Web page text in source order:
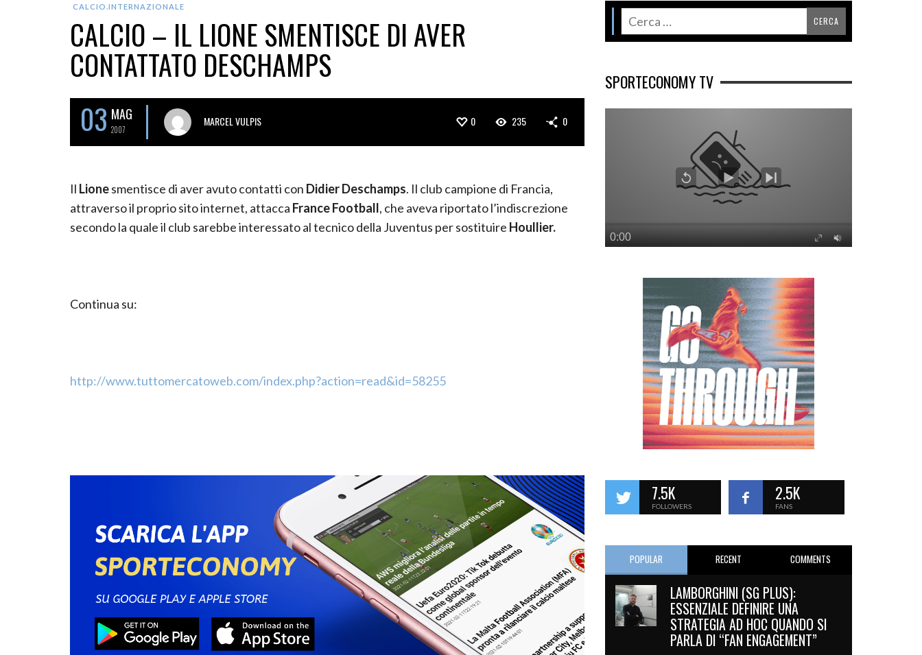
CALCIO.INTERNAZIONALE
CALCIO – IL LIONE SMENTISCE DI AVER
CONTATTATO DESCHAMPS
03 MAG
2007
MARCEL VULPIS 0 235 0
Il Lionesmentisce di aver avuto contatti con Didier Deschamps. Il club campione di Francia,
attraverso il proprio sito internet, attacca France Football, che aveva riportato l’indiscrezione
secondo la quale il club sarebbe interessato al tecnico della Juventus per sostituire Houllier.
Continua su:
http://www.tuttomercatoweb.com/index.php?action=read&id=58255
SPORTECONOMY TV
7.5K
FOLLOWERS
2.5K
FANS
POPULAR RECENT COMMENTS
LAMBORGHINI (SG PLUS):
ESSENZIALE DEFINIRE UNA
STRATEGIA AD HOC QUANDO SI
PARLA DI “FAN ENGAGEMENT”